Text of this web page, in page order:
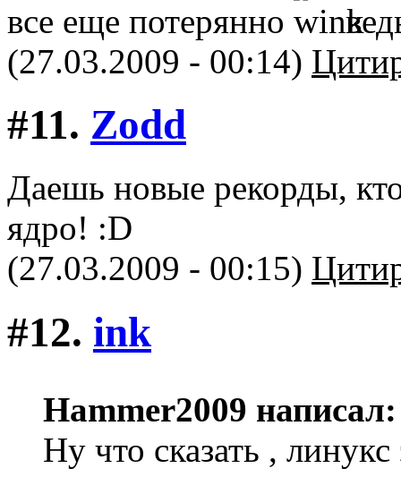
все еще потерянно
(27.03.2009 - 00:14)
#11. Zodd
Даешь новые рекорды,
ядро! :D
(27.03.2009 - 00:15)
#12. ink
Hammer2009 написал:
Ну что сказать ,